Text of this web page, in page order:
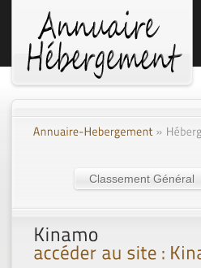
Classement Général